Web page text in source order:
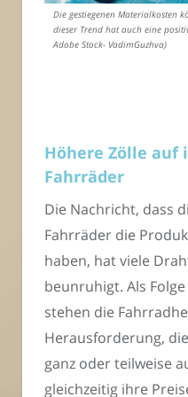
Die gestiegenen Materialkosten
dieser Trend hat auch eine
Adobe Stock- VadimGuzhva)
Höhere Zölle
Fahrräder
Die Nachricht, dass
Fahrräder die
haben, hat viele
beunruhigt. Als
stehen die
Herausforderung,
ganz oder teilweise
gleichzeitig ihre